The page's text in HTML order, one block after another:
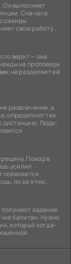
Он выполняет
Сначала
свою работу.
верит — она
на проповеди
не разделяет её
развлечение, а
определяют тех,
дистанцию. Люди,
Пожар в
усилил
появляется
но за этим
задание
Капитан. Нужно
который когда-